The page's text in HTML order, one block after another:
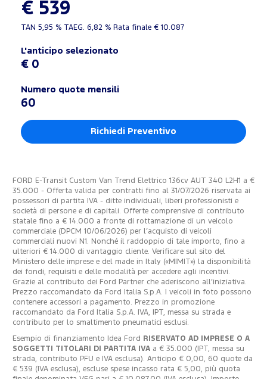
€ 539
TAN 5,95 % TAEG. 6,82 % Rata finale € 10.087
L'anticipo selezionato
€ 0
Numero quote mensili
60
Richiedi Preventivo
FORD E-Transit Custom Van Trend Elettrico 136cv AUT 340 L2H1 a €
35.000 - Offerta valida per contratti fino al 31/07/2026 riservata ai
possessori di partita IVA - ditte individuali, liberi professionisti e
società di persone e di capitali. Offerte comprensive di contributo
statale fino a € 14.000 a fronte di rottamazione di un veicolo
commerciale (DPCM 10/06/2026) per l’acquisto di veicoli
commerciali nuovi N1. Nonché il raddoppio di tale importo, fino a
ulteriori € 14.000 di vantaggio cliente. Verificare sul sito del
Ministero delle imprese e del made in Italy («MIMIT») la disponibilità
dei fondi, requisiti e delle modalità per accedere agli incentivi.
Grazie al contributo dei Ford Partner che aderiscono all’iniziativa.
Prezzo raccomandato da Ford Italia S.p.A. I veicoli in foto possono
contenere accessori a pagamento. Prezzo in promozione
raccomandato da Ford Italia S.p.A. IVA, IPT, messa su strada e
contributo per lo smaltimento pneumatici esclusi.
Esempio di finanziamento Idea Ford
RISERVATO AD IMPRESE O A
SOGGETTI TITOLARI DI PARTITA IVA a € 35.000 (IPT, messa su
strada, contributo PFU e IVA esclusa). Anticipo € 0,00, 60 quote da
€ 539 (IVA esclusa), escluse spese incasso rata € 5,00, più quota